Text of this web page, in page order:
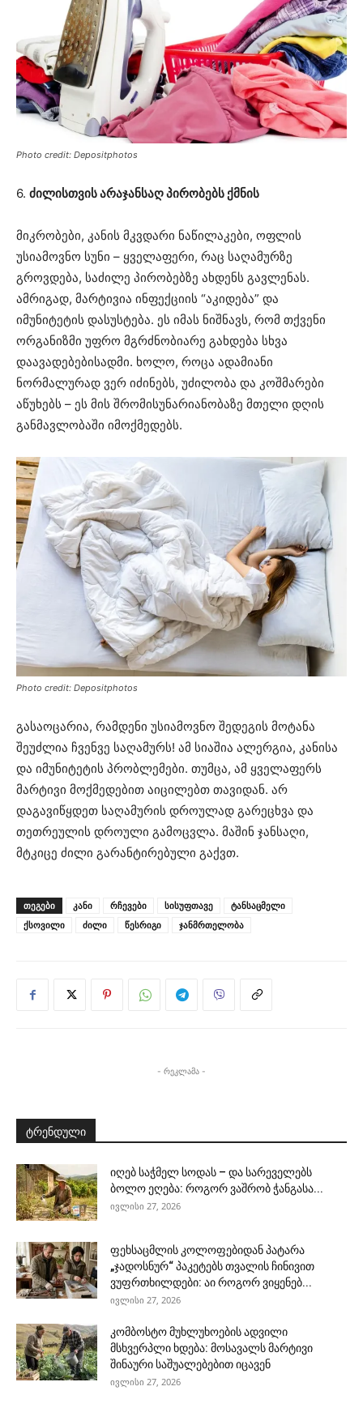
Photo credit: Depositphotos
6. ძილისთვის არაჯანსაღ პირობებს ქმნის
მიკრობები, კანის მკვდარი ნაწილაკები, ოფლის
უსიამოვნო სუნი – ყველაფერი, რაც საღამურზე
გროვდება, საძილე პირობებზე ახდენს გავლენას.
ამრიგად, მარტივია ინფექციის “აკიდება” და
იმუნიტეტის დასუსტება. ეს იმას ნიშნავს, რომ თქვენი
ორგანიზმი უფრო მგრძნობიარე გახდება სხვა
დაავადებებისადმი. ხოლო, როცა ადამიანი
ნორმალურად ვერ იძინებს, უძილობა და კოშმარები
აწუხებს – ეს მის შრომისუნარიანობაზე მთელი დღის
განმავლობაში იმოქმედებს.
Photo credit: Depositphotos
გასაოცარია, რამდენი უსიამოვნო შედეგის მოტანა
შეუძლია ჩვენვე საღამურს! ამ სიაშია ალერგია, კანისა
და იმუნიტეტის პრობლემები. თუმცა, ამ ყველაფერს
მარტივი მოქმედებით აიცილებთ თავიდან. არ
დაგავიწყდეთ საღამურის დროულად გარეცხვა და
თეთრეულის დროული გამოცვლა. მაშინ ჯანსაღი,
მტკიცე ძილი გარანტირებული გაქვთ.
ᲗᲔᲒᲔᲑᲘ კანი რჩევები სისუფთავე
ტანსაცმელი
ქსოვილი
ძილი წესრიგი ჯანმრთელობა
- რეკლამა -
ტრენდული
იღებ საჭმელ სოდას – და სარეველებს
ბოლო ეღება: როგორ ვაშრობ ჭანგასა...
ივლისი 27, 2026
ფეხსაცმლის კოლოფებიდან პატარა
„ჯადოსნურ“ პაკეტებს თვალის ჩინივით
ვუფრთხილდები: აი როგორ ვიყენებ...
ივლისი 27, 2026
კომბოსტო მუხლუხოების ადვილი
მსხვერპლი ხდება: მოსავალს მარტივი
შინაური საშუალებებით იცავენ
ივლისი 27, 2026